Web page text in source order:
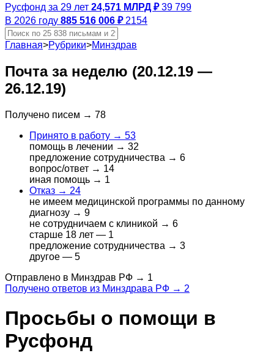
Русфонд за 29 лет 24,571 МЛРД ₽ 39 799
В 2026 году 885 516 006 ₽ 2154
Главная>Рубрики>Минздрав
Почта за неделю (20.12.19 —
26.12.19)
Получено писем → 78
Принято в работу → 53
помощь в лечении → 32
предложение сотрудничества → 6
вопрос/ответ → 14
иная помощь → 1
Отказ → 24
не имеем медицинской программы по данному
диагнозу → 9
не сотрудничаем с клиникой → 6
старше 18 лет — 1
предложение сотрудничества → 3
другое — 5
Отправлено в Минздрав РФ → 1
Получено ответов из Минздрава РФ → 2
Просьбы о помощи в
Русфонд